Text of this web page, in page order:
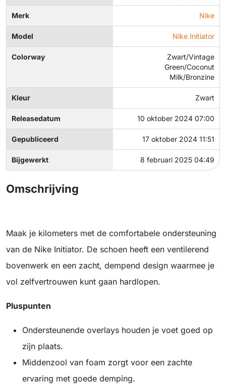
Merk Nike
Model Nike Initiator
Colorway
Zwart/Vintage
Green/Coconut
Milk/Bronzine
Kleur Zwart
Releasedatum 10 oktober 2024 07:00
Gepubliceerd 17 oktober 2024 11:51
Bijgewerkt 8 februari 2025 04:49
Omschrijving
Maak je kilometers met de comfortabele ondersteuning
van de Nike Initiator. De schoen heeft een ventilerend
bovenwerk en een zacht, dempend design waarmee je
vol zelfvertrouwen kunt gaan hardlopen.
Pluspunten
Ondersteunende overlays houden je voet goed op
zijn plaats.
Middenzool van foam zorgt voor een zachte
ervaring met goede demping.